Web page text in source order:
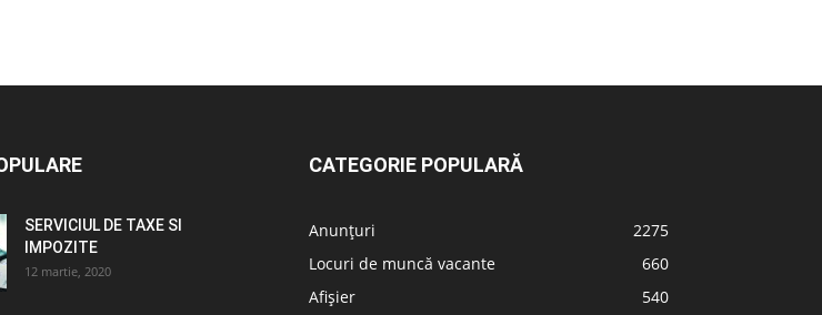
SERVICIUL DE TAXE SI
IMPOZITE
12 martie, 2020
CATEGORIE POPULARĂ
Anunțuri
2275
Locuri de muncă vacante
660
Afișier
540